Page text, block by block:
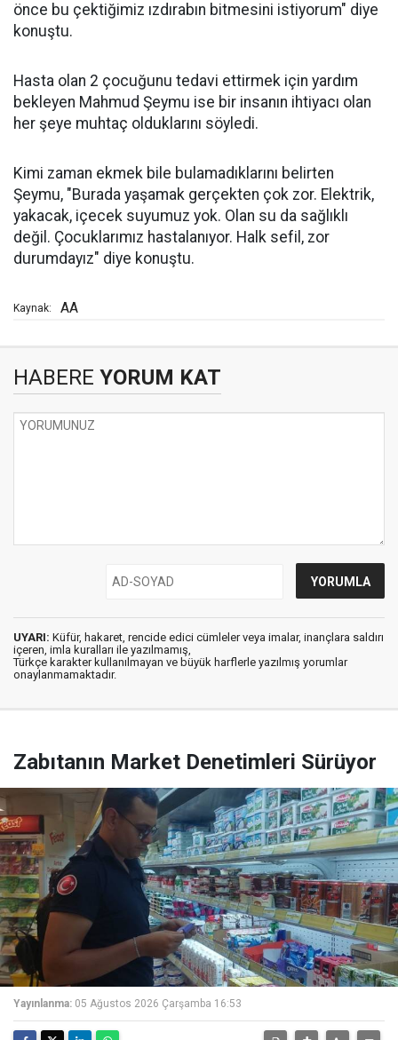
önce bu çektiğimiz ızdırabın bitmesini istiyorum" diye
konuştu.
Hasta olan 2 çocuğunu tedavi ettirmek için yardım
bekleyen Mahmud Şeymu ise bir insanın ihtiyacı olan
her şeye muhtaç olduklarını söyledi.
Kimi zaman ekmek bile bulamadıklarını belirten
Şeymu, "Burada yaşamak gerçekten çok zor. Elektrik,
yakacak, içecek suyumuz yok. Olan su da sağlıklı
değil. Çocuklarımız hastalanıyor. Halk sefil, zor
durumdayız" diye konuştu.
Kaynak: AA
HABERE YORUM KAT
UYARI: Küfür, hakaret, rencide edici cümleler veya imalar, inançlara saldırı
içeren, imla kuralları ile yazılmamış,
Türkçe karakter kullanılmayan ve büyük harflerle yazılmış yorumlar
onaylanmamaktadır.
Zabıtanın Market Denetimleri Sürüyor
Yayınlanma: 05 Ağustos 2026 Çarşamba 16:53